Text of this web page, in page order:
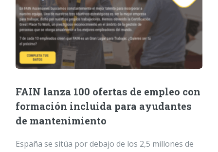
FAIN lanza 100 ofertas de empleo con
formación incluida para ayudantes
de mantenimiento
España se sitúa por debajo de los 2,5 millones de